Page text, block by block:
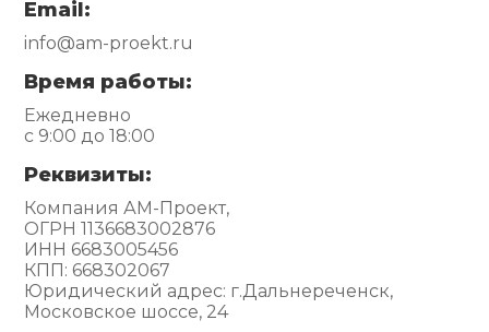
Email:
info@am-proekt.ru
Время работы:
Ежедневно
с 9:00 до 18:00
Реквизиты:
Компания АМ-Проект,
ОГРН 1136683002876
ИНН 6683005456
КПП: 668302067
Юридический адрес: г.Дальнереченск,
Московское шоссе, 24